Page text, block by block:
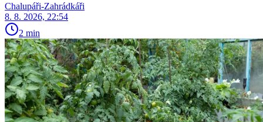
Chalupáři-Zahrádkáři
8. 8. 2026, 22:54
2 min